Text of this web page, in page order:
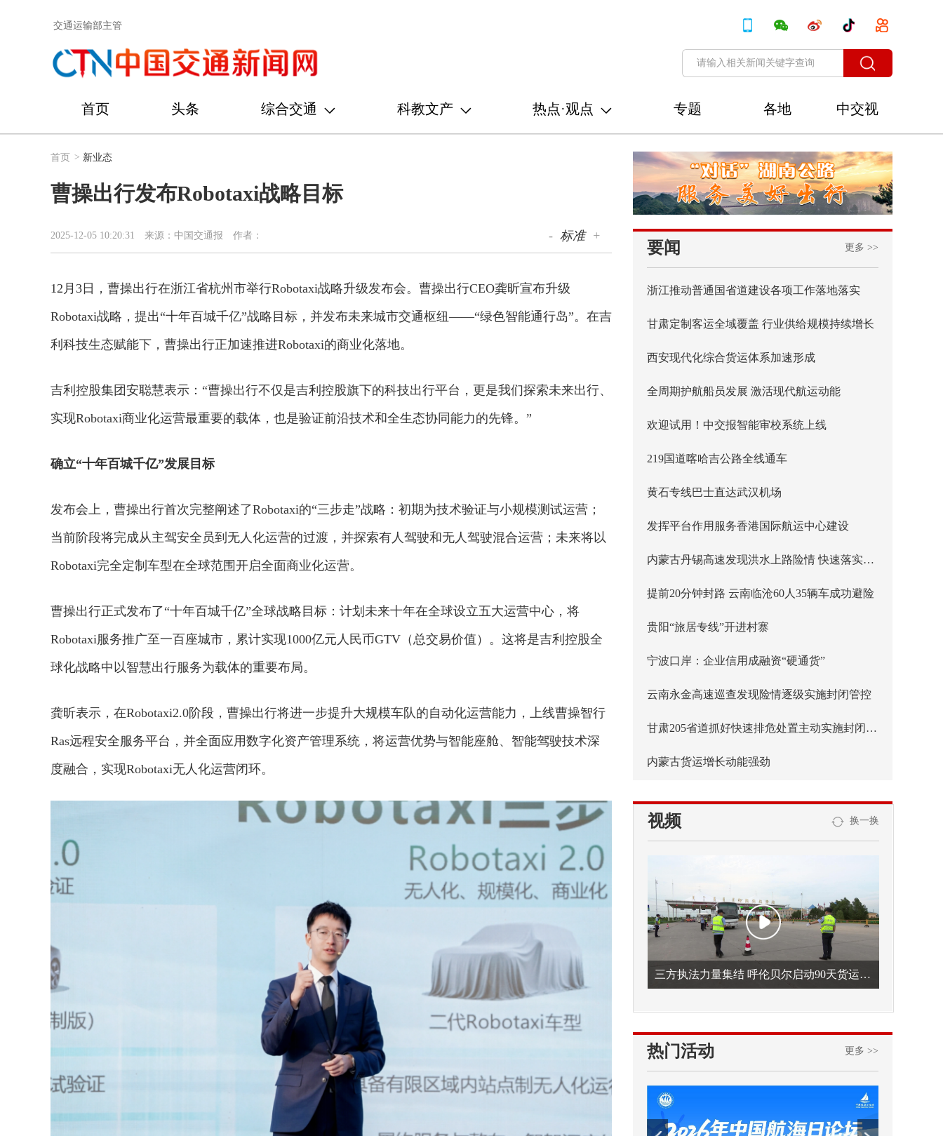
交通运输部主管
首页 头条 综合交通 科教文产 热点·观点 专题 各地
中交视
讯
首页 > 新业态
曹操出行发布Robotaxi战略目标
2025-12-05 10:20:31 来源：中国交通报 作者： - 标准 +
12月3日，曹操出行在浙江省杭州市举行Robotaxi战略升级发布会。曹操出行CEO龚昕宣布升级
Robotaxi战略，提出“十年百城千亿”战略目标，并发布未来城市交通枢纽——“绿色智能通行岛”。在吉
利科技生态赋能下，曹操出行正加速推进Robotaxi的商业化落地。
吉利控股集团安聪慧表示：“曹操出行不仅是吉利控股旗下的科技出行平台，更是我们探索未来出行、
实现Robotaxi商业化运营最重要的载体，也是验证前沿技术和全生态协同能力的先锋。”
确立“十年百城千亿”发展目标
发布会上，曹操出行首次完整阐述了Robotaxi的“三步走”战略：初期为技术验证与小规模测试运营；
当前阶段将完成从主驾安全员到无人化运营的过渡，并探索有人驾驶和无人驾驶混合运营；未来将以
Robotaxi完全定制车型在全球范围开启全面商业化运营。
曹操出行正式发布了“十年百城千亿”全球战略目标：计划未来十年在全球设立五大运营中心，将
Robotaxi服务推广至一百座城市，累计实现1000亿元人民币GTV（总交易价值）。这将是吉利控股全
球化战略中以智慧出行服务为载体的重要布局。
龚昕表示，在Robotaxi2.0阶段，曹操出行将进一步提升大规模车队的自动化运营能力，上线曹操智行
Ras远程安全服务平台，并全面应用数字化资产管理系统，将运营优势与智能座舱、智能驾驶技术深
度融合，实现Robotaxi无人化运营闭环。
要闻 更多 >>
浙江推动普通国省道建设各项工作落地落实
甘肃定制客运全域覆盖 行业供给规模持续增长
西安现代化综合货运体系加速形成
全周期护航船员发展 激活现代航运动能
欢迎试用！中交报智能审校系统上线
219国道喀哈吉公路全线通车
黄石专线巴士直达武汉机场
发挥平台作用服务香港国际航运中心建设
内蒙古丹锡高速发现洪水上路险情 快速落实主线封闭管控
提前20分钟封路 云南临沧60人35辆车成功避险
贵阳“旅居专线”开进村寨
宁波口岸：企业信用成融资“硬通货”
云南永金高速巡查发现险情逐级实施封闭管控
甘肃205省道抓好快速排危处置主动实施封闭管控
内蒙古货运增长动能强劲
视频 换一换
三方执法力量集结 呼伦贝尔启动90天货运车辆违法专项整治
热门活动 更多 >>